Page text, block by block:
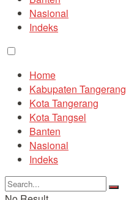
Nasional
Indeks
Home
Kabupaten Tangerang
Kota Tangerang
Kota Tangsel
Banten
Nasional
Indeks